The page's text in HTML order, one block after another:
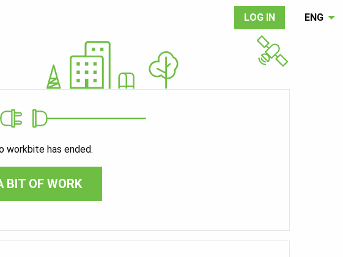
LOG IN ENG
workbite has ended.
BIT OF WORK